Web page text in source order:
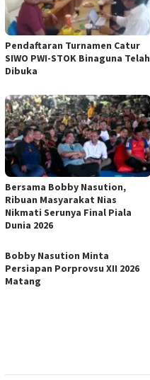
Pendaftaran Turnamen Catur
SIWO PWI-STOK Binaguna Telah
Dibuka
Bersama Bobby Nasution,
Ribuan Masyarakat Nias
Nikmati Serunya Final Piala
Dunia 2026
Bobby Nasution Minta
Persiapan Porprovsu XII 2026
Matang